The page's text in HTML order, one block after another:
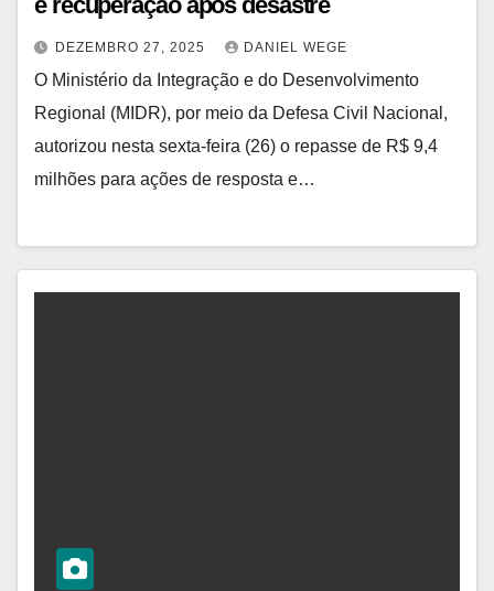
DEZEMBRO 27, 2025 DANIEL WEGE
O Ministério da Integração e do Desenvolvimento
Regional (MIDR), por meio da Defesa Civil Nacional,
autorizou nesta sexta-feira (26) o repasse de R$ 9,4
milhões para ações de resposta e…